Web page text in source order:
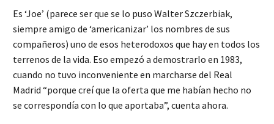
Es ‘Joe’ (parece ser que se lo puso Walter Szczerbiak,
siempre amigo de ‘americanizar’ los nombres de sus
compañeros) uno de esos heterodoxos que hay en todos los
terrenos de la vida. Eso empezó a demostrarlo en 1983,
cuando no tuvo inconveniente en marcharse del Real
Madrid “porque creí que la oferta que me habían hecho no
se correspondía con lo que aportaba”, cuenta ahora.